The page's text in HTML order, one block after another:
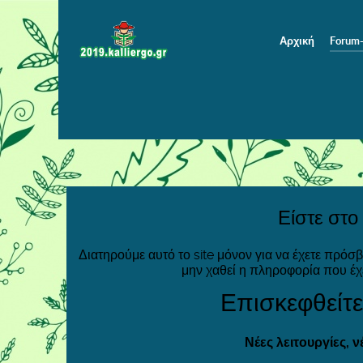
Αρχική
Είστε
Διατηρούμε αυτό το site μόνον για να έχετε
μην χαθεί η πληροφορία που
Νέες λειτουργίες,